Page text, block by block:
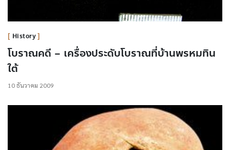
History
โบราณคดี – เครื่องประดับโบราณที่บ้านพรหมทิน
ใต้
10 ธันวาคม 2009